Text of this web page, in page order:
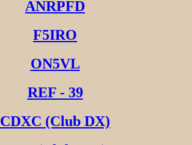
ANRPFD
F5IRO
ON5VL
REF - 39
CDXC (Club DX)